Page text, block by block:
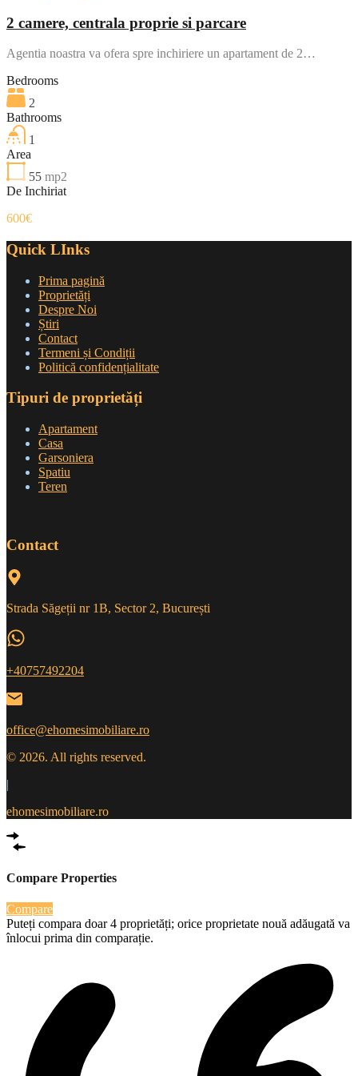
2 camere, centrala proprie si parcare
Agentia noastra va ofera spre inchiriere un apartament de 2…
Bedrooms
2
Bathrooms
1
Area
55 mp2
De Inchiriat
600€
Quick LInks
Prima pagină
Proprietăți
Despre Noi
Știri
Contact
Termeni și Condiții
Politică confidențialitate
Tipuri de proprietăți
Apartament
Casa
Garsoniera
Spatiu
Teren
Contact
Strada Săgeții nr 1B, Sector 2, București
+40757492204
office@ehomesimobiliare.ro
© 2026. All rights reserved.
|
ehomesimobiliare.ro
Compare Properties
Compare
Puteți compara doar 4 proprietăți; orice proprietate nouă adăugată va
înlocui prima din comparație.